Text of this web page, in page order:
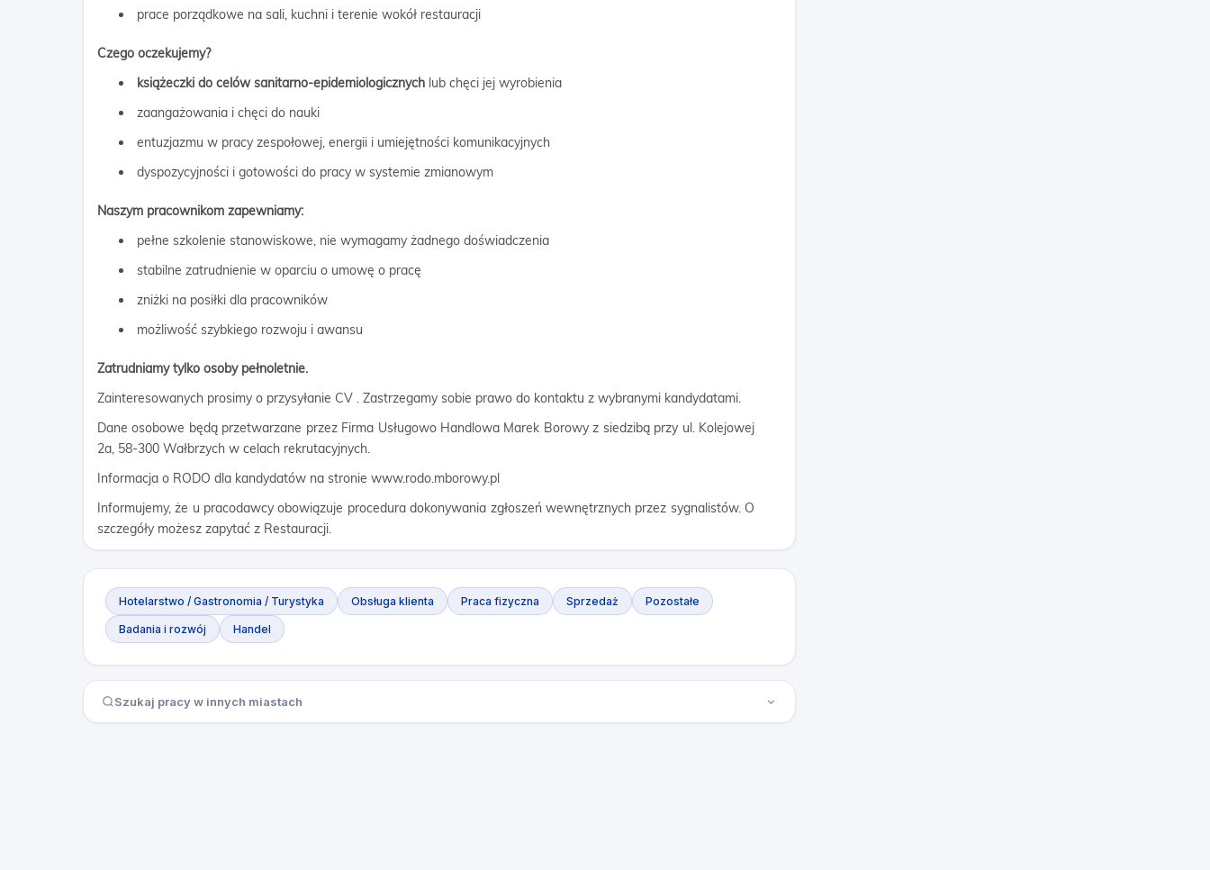
prace porządkowe na sali, kuchni i terenie wokół restauracji
Czego oczekujemy?
książeczki do celów sanitarno-epidemiologicznych lub chęci jej wyrobienia
zaangażowania i chęci do nauki
entuzjazmu w pracy zespołowej, energii i umiejętności komunikacyjnych
dyspozycyjności i gotowości do pracy w systemie zmianowym
Naszym pracownikom zapewniamy:
pełne szkolenie stanowiskowe, nie wymagamy żadnego doświadczenia
stabilne zatrudnienie w oparciu o umowę o pracę
zniżki na posiłki dla pracowników
możliwość szybkiego rozwoju i awansu
Zatrudniamy tylko osoby pełnoletnie.
Zainteresowanych prosimy o przysyłanie CV . Zastrzegamy sobie prawo do kontaktu z wybranymi kandydatami.
Dane osobowe będą przetwarzane przez Firma Usługowo Handlowa Marek Borowy z siedzibą przy ul. Kolejowej
2a, 58-300 Wałbrzych w celach rekrutacyjnych.
Informacja o RODO dla kandydatów na stronie www.rodo.mborowy.pl
Informujemy, że u pracodawcy obowiązuje procedura dokonywania zgłoszeń wewnętrznych przez sygnalistów. O
szczegóły możesz zapytać z Restauracji.
Hotelarstwo / Gastronomia / Turystyka Obsługa klienta Praca fizyczna Sprzedaż Pozostałe
Badania i rozwój Handel
Szukaj pracy w innych miastach